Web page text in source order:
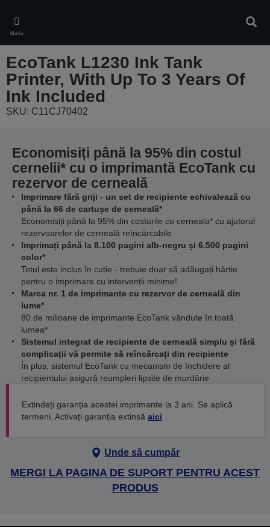
main
content
Meniu
EcoTank L1230 Ink Tank
Printer, With Up To 3 Years Of
Ink Included
SKU: C11CJ70402
Economisiți până la 95% din costul
cernelii* cu o imprimantă EcoTank cu
rezervor de cerneală
Imprimare fără griji - un set de recipiente echivalează cu
până la 66 de cartușe de cerneală*
Economisiți până la 95% din costurile cu cerneala* cu ajutorul
rezervoarelor de cerneală reîncărcabile
Imprimați până la 8.100 pagini alb-negru și 6.500 pagini
color*
Totul este inclus în cutie - trebuie doar să adăugați hârtie
pentru o imprimare cu intervenții minime!
Marca nr. 1 de imprimante cu rezervor de cerneală din
lume*
80 de milioane de imprimante EcoTank vândute în toată
lumea*
Sistemul integrat de recipiente de cerneală simplu și fără
complicații vă permite să reîncărcați din recipiente
În plus, sistemul EcoTank cu mecanism de închidere al
recipientului asigură reumpleri lipsite de murdărie
Extindeți garanția acestei imprimante la 3 ani. Se aplică
termeni. Activați garanția extinsă aici
Unde să cumpăr
MERGI LA PAGINA DE SUPORT PENTRU ACEST
PRODUS